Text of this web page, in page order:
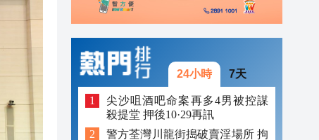
24小時 7天
尖沙咀酒吧命案再多4男被控謀
殺提堂 押後10·29再訊
警方荃灣川龍街搗破賣淫場所 拘